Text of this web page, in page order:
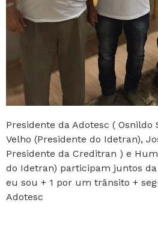
Presidente da Adotesc ( Osnildo
Velho (Presidente do Idetran),
Presidente da Creditran ) e
do Idetran) participam juntos
eu sou + 1 por um trânsito +
Adotesc